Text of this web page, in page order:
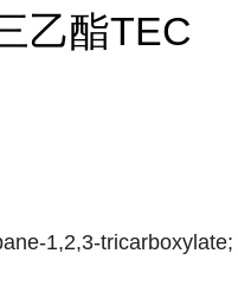
乙酯TEC
1,2,3-tricarboxylate;